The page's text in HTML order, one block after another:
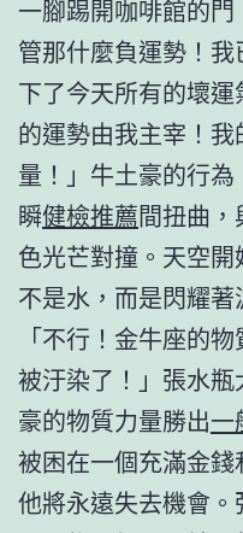
一腳踢開咖啡館的
管那什麼負運勢！
下了今天所有的壞
的運勢由我主宰！
量！」牛土豪的行
瞬健檢推薦間扭曲
色光芒對撞。天空
不是水，而是閃耀著
「不行！金牛座的
被汙染了！」張水
豪的物質力量勝出一
被困在一個充滿金
他將永遠失去機會